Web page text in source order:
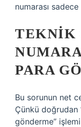
numarası
TEKNIK
PARA
Bu sorunun net
Çünkü doğrudan
gönderme”